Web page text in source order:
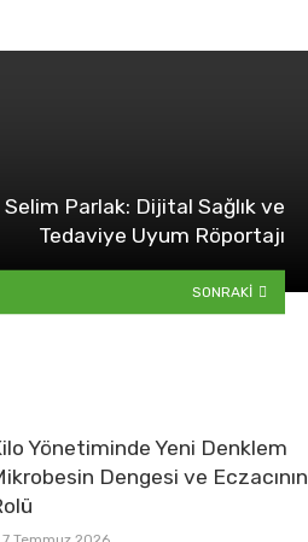
Selim Parlak: Dijital Sağlık ve
Tedaviye Uyum Röportajı
SONRAKI
Yönetiminde Yeni Denklem
Dengesi ve Eczacının